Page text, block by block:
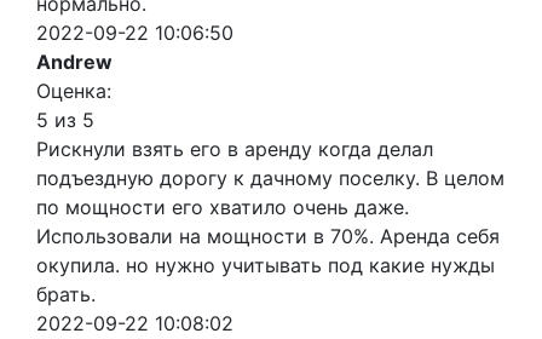
2022-09-22 10:06:50
Andrew
Оценка:
5 из 5
Рискнули взять его в аренду когда делал
подъездную дорогу к дачному поселку. В целом
по мощности его хватило очень даже.
Использовали на мощности в 70%. Аренда себя
окупила. но нужно учитывать под какие нужды
брать.
2022-09-22 10:08:02